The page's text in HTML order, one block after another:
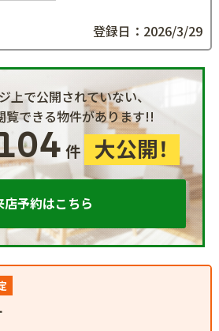
登録日：2026/3/29
上で公開されていない、
覧できる物件があります!!
件 大公開！
店予約はこちら